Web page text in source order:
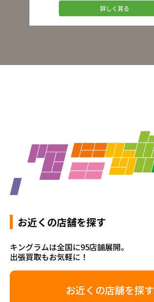
詳しく見る
お近くの店舗を探す
キングラムは全国に95店舗展開。
出張買取もお気軽に！
お近くの店舗を探す